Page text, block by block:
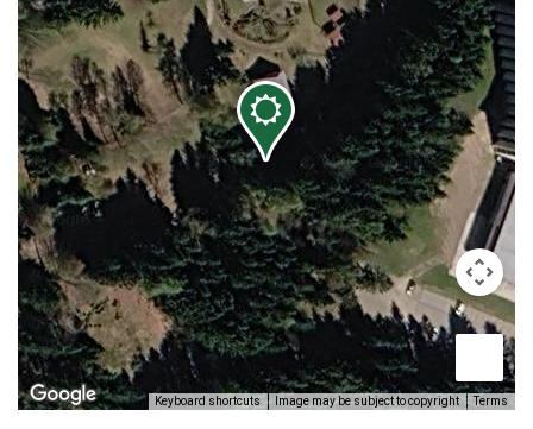
Keyboard shortcuts Image may be subject to copyright Terms